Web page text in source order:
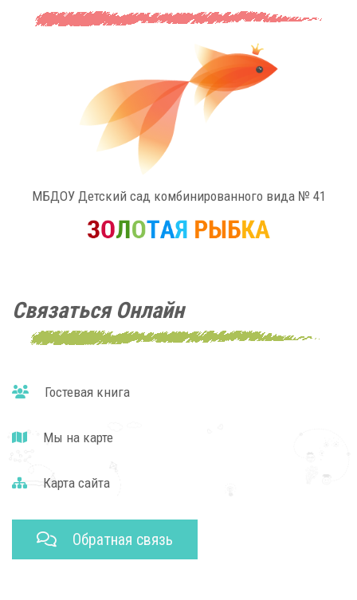
МБДОУ Детский сад комбинированного вида № 41
Связаться Онлайн
Гостевая книга
Мы на карте
Карта сайта
Обратная связь